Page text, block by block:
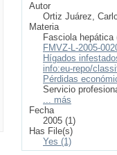
Autor
Ortiz Juárez,
Materia
Fasciola hepática
FMVZ-L-2005-
Hígados
info:eu-repo/
Pérdidas
Servicio
... más
Fecha
2005 (1)
Has File(s)
Yes (1)